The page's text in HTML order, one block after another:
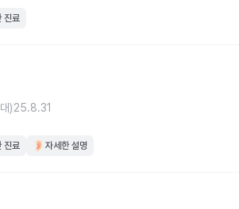
진료
)25.8.31
진료 자세한 설명